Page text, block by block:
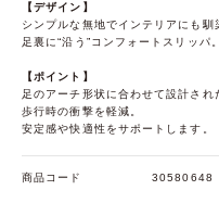
【デザイン】
シンプルな無地でインテリアにも馴
足裏に“沿う”コンフォートスリッパ。
【ポイント】
足のアーチ形状に合わせて設計され
歩行時の衝撃を軽減。
安定感や快適性をサポートします。
商品コード 30580648